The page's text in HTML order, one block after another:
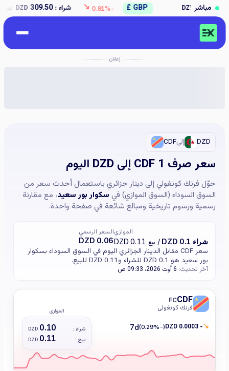
مباشر GBP £
↘ شراء :309.50
DZD بيع :312.50
DZD
إعلان
CDFإلى DZD
سعر صرف 1 CDF إلى DZD اليوم
حوّل فرنك كونغولي إلى دينار جزائري باستعمال أحدث سعر من
السوق السوداء (السوق الموازي) في سكوار بور سعيد، مع مقارنة
رسمية ورسوم تاريخية ومبالغ شائعة في صفحة واحدة.
الموازي
شراء 0.1 DZD / بيع 0.11 DZD
السعر الرسمي
0.06 DZD
سعر CDF مقابل الدينار الجزائري اليوم في السوق السوداء بسكوار
بور سعيد هو 0.1 DZD للشراء و0.11 DZD للبيع.
آخر تحديث: 6 أوت 2026، 09:33 ص
CDF
FC
فرنك كونغولي الموازي
شراء : 0.10
DZD
بيع : 0.11
DZD
↘
- 0.0003 DZD
(-0.29%)
7d